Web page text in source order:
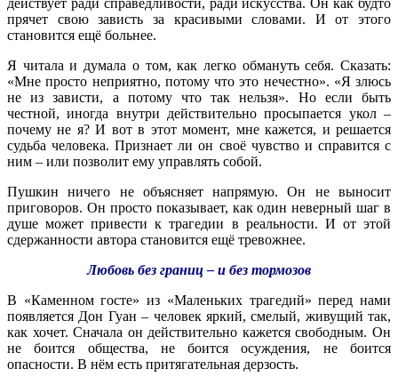
прячет свою зависть за красивыми словами. И от этого
становится ещё больнее.
Я читала и думала о том, как легко обмануть себя. Сказать:
«Мне просто неприятно, потому что это нечестно». «Я злюсь
не из зависти, а потому что так нельзя». Но если быть
честной, иногда внутри действительно просыпается укол –
почему не я? И вот в этот момент, мне кажется, и решается
судьба человека. Признает ли он своё чувство и справится с
ним – или позволит ему управлять собой.
Пушкин ничего не объясняет напрямую. Он не выносит
приговоров. Он просто показывает, как один неверный шаг в
душе может привести к трагедии в реальности. И от этой
сдержанности автора становится ещё тревожнее.
Любовь без границ – и без тормозов
В «Каменном госте» из «Маленьких трагедий» перед нами
появляется Дон Гуан – человек яркий, смелый, живущий так,
как хочет. Сначала он действительно кажется свободным. Он
не боится общества, не боится осуждения, не боится
опасности. В нём есть притягательная дерзость.